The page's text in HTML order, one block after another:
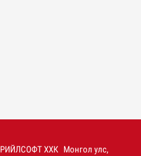
РИЙЛСОФТ ХХК Монгол улс,